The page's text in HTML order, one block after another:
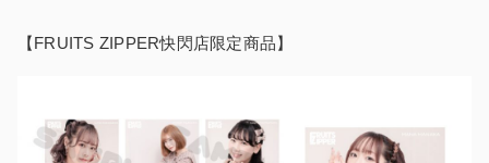
【FRUITS ZIPPER快閃店限定商品】